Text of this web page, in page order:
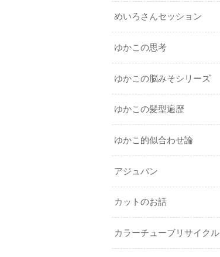
めいろさんセッション
ゆかこの思考
ゆかこの脳みそシリーズ
ゆかこの髪型遍歴
ゆかこ的似合わせ論
アジュバン
カットのお話
カラーチューブリサイクル